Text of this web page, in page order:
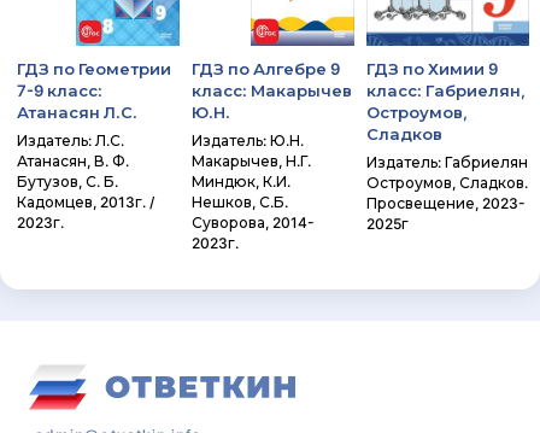
ГДЗ по Геометрии
7-9 класс:
Атанасян Л.С.
Издатель: Л.С.
Атанасян, В. Ф.
Бутузов, С. Б.
Кадомцев, 2013г. /
2023г.
ГДЗ по Алгебре 9
класс: Макарычев
Ю.Н.
Издатель: Ю.Н.
Макарычев, Н.Г.
Миндюк, К.И.
Нешков, С.Б.
Суворова, 2014-
2023г.
ГДЗ по Химии 9
класс: Габриелян,
Остроумов,
Сладков
Издатель: Габриелян
Остроумов, Сладков.
Просвещение, 2023-
2025г